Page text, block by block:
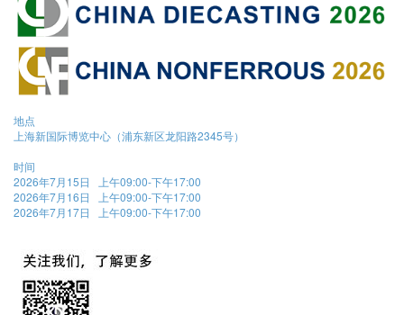
地点
上海新国际博览中心（浦东新区龙阳路2345号）
时间
2026年7月15日 上午09:00-下午17:00
2026年7月16日 上午09:00-下午17:00
2026年7月17日 上午09:00-下午17:00